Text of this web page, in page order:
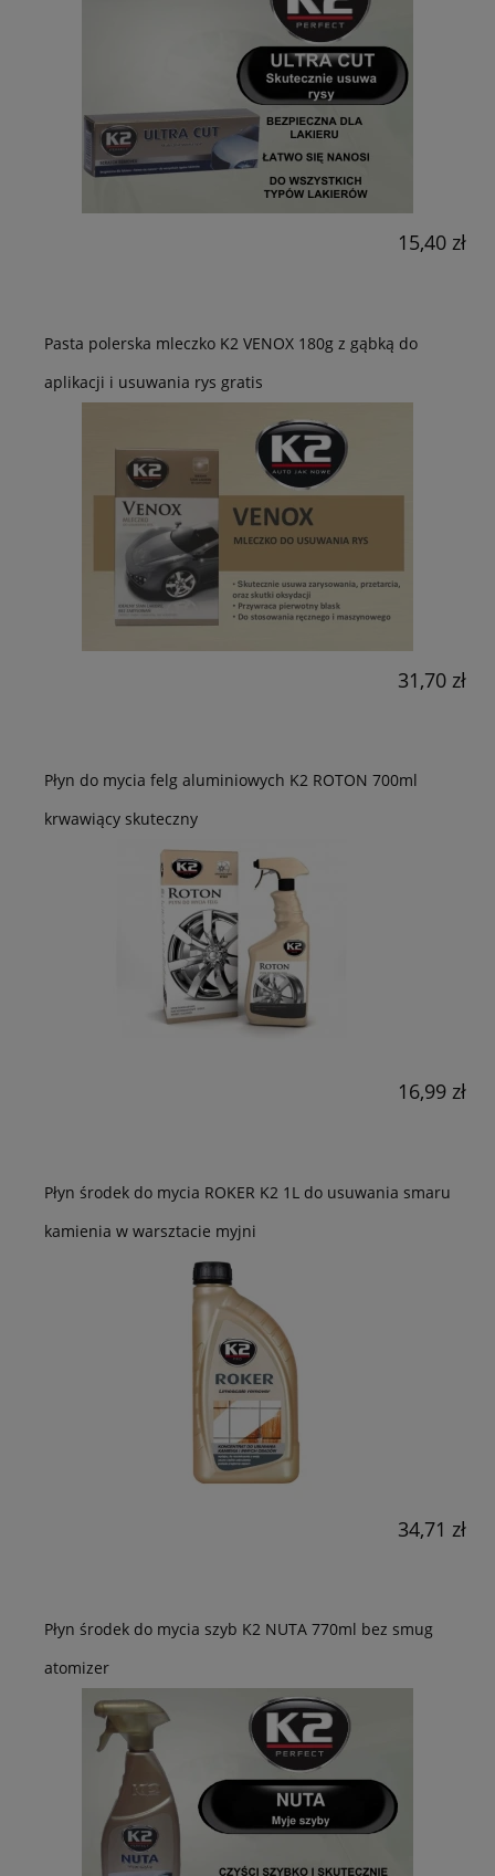
15,40 zł
Pasta polerska mleczko K2 VENOX 180g z gąbką do
aplikacji i usuwania rys gratis
31,70 zł
Płyn do mycia felg aluminiowych K2 ROTON 700ml
krwawiący skuteczny
16,99 zł
Płyn środek do mycia ROKER K2 1L do usuwania smaru
kamienia w warsztacie myjni
34,71 zł
Płyn środek do mycia szyb K2 NUTA 770ml bez smug
atomizer